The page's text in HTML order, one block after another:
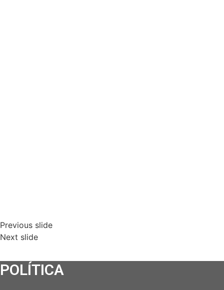
Previous slide
Next slide
POLÍTICA